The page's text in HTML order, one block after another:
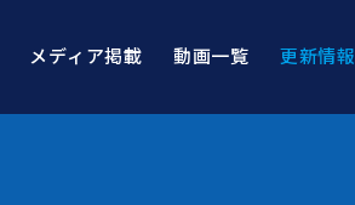
メディア掲載 動画一覧 更新情報